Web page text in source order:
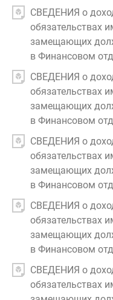
СВЕДЕНИЯ о
обязательствах
замещающих
в Финансовом
СВЕДЕНИЯ о
обязательствах
замещающих
в Финансовом
СВЕДЕНИЯ о
обязательствах
замещающих
в Финансовом
СВЕДЕНИЯ о
обязательствах
замещающих
в Финансовом
СВЕДЕНИЯ о
обязательствах